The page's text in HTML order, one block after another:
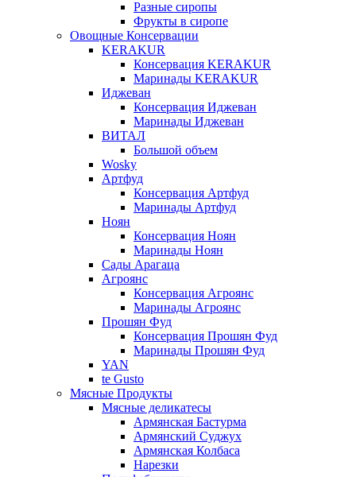
Разные сиропы
Фрукты в сиропе
Овощные Консервации
KERAKUR
Консервация KERAKUR
Маринады KERAKUR
Иджеван
Консервация Иджеван
Маринады Иджеван
ВИТАЛ
Большой объем
Wosky
Артфуд
Консервация Артфуд
Маринады Артфуд
Ноян
Консервация Ноян
Маринады Ноян
Сады Арагаца
Агроянс
Консервация Агроянс
Маринады Агроянс
Прошян Фуд
Консервация Прошян Фуд
Маринады Прошян Фуд
YAN
te Gusto
Мясные Продукты
Мясные деликатесы
Армянская Бастурма
Армянский Суджух
Армянская Колбаса
Нарезки